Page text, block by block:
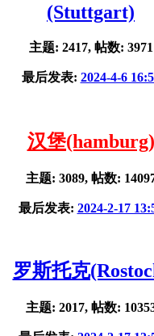
(Stuttgart)
主题: 2417, 帖数: 3971
最后发表: 2024-4-6
汉堡(hamburg)
主题: 3089, 帖数:
最后发表: 2024-2-17
罗斯托克
主题: 2017, 帖数: